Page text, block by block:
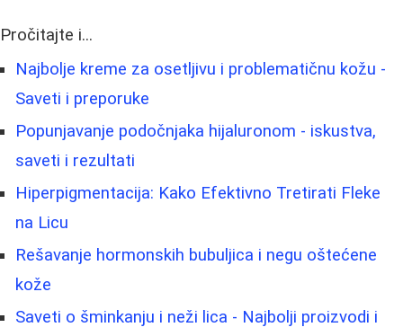
Pročitajte i...
Najbolje kreme za osetljivu i problematičnu kožu -
Saveti i preporuke
Popunjavanje podočnjaka hijaluronom - iskustva,
saveti i rezultati
Hiperpigmentacija: Kako Efektivno Tretirati Fleke
na Licu
Rešavanje hormonskih bubuljica i negu oštećene
kože
Saveti o šminkanju i neži lica - Najbolji proizvodi i